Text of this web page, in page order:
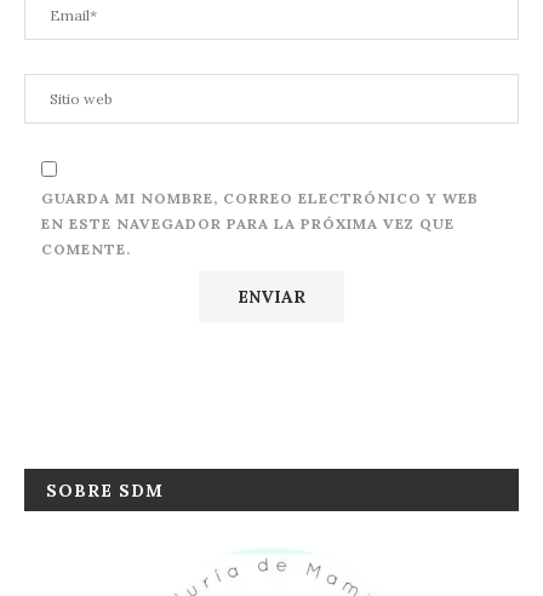
GUARDA MI NOMBRE, CORREO ELECTRÓNICO Y WEB
EN ESTE NAVEGADOR PARA LA PRÓXIMA VEZ QUE
COMENTE.
SOBRE SDM